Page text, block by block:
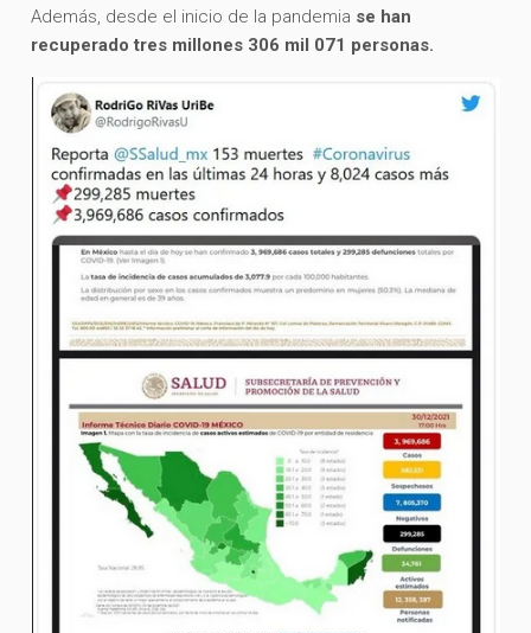
Además, desde el inicio de la pandemia se han
recuperado tres millones 306 mil 071 personas.